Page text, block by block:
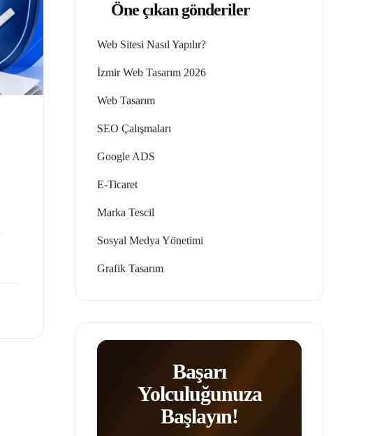
Öne çıkan gönderiler
Web Sitesi Nasıl Yapılır?
İzmir Web Tasarım 2026
Web Tasarım
SEO Çalışmaları
Google ADS
E-Ticaret
Marka Tescil
Sosyal Medya Yönetimi
Grafik Tasarım
Başarı
Yolculuğunuza
Başlayın!